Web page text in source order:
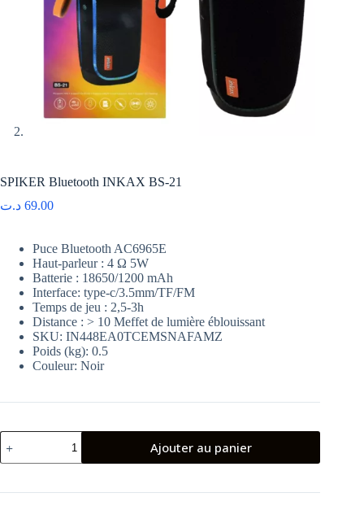
SPIKER Bluetooth INKAX BS-21
69.00 د.ت
Puce Bluetooth AC6965E
Haut-parleur : 4 Ω 5W
Batterie : 18650/1200 mAh
Interface: type-c/3.5mm/TF/FM
Temps de jeu : 2,5-3h
Distance : > 10 Meffet de lumière éblouissant
SKU: IN448EA0TCEMSNAFAMZ
Poids (kg): 0.5
Couleur: Noir
quantité
de
SPIKER
INKAX
Ajouter au panier